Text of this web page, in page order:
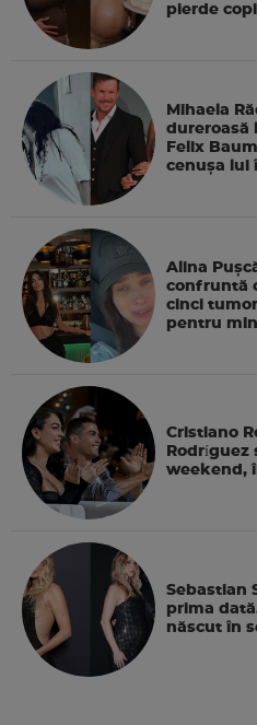
pierde
Mihaela
dureroasă
Felix
cenușa lui
Alina
confruntă
cinci
pentru
Cristiano
Rodríguez
weekend,
Sebastian
prima
născut în